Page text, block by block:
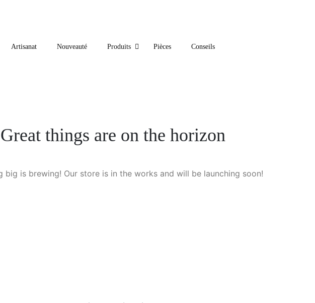
Artisanat Nouveauté Produits Pièces Conseils
Great things are on the horizon
big is brewing! Our store is in the works and will be launching soon!